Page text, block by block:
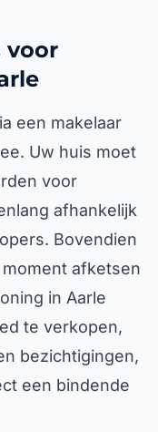
voor
een makelaar
Uw huis moet
voor
afhankelijk
Bovendien
afketsen
in Aarle
te verkopen,
bezichtigingen,
een bindende